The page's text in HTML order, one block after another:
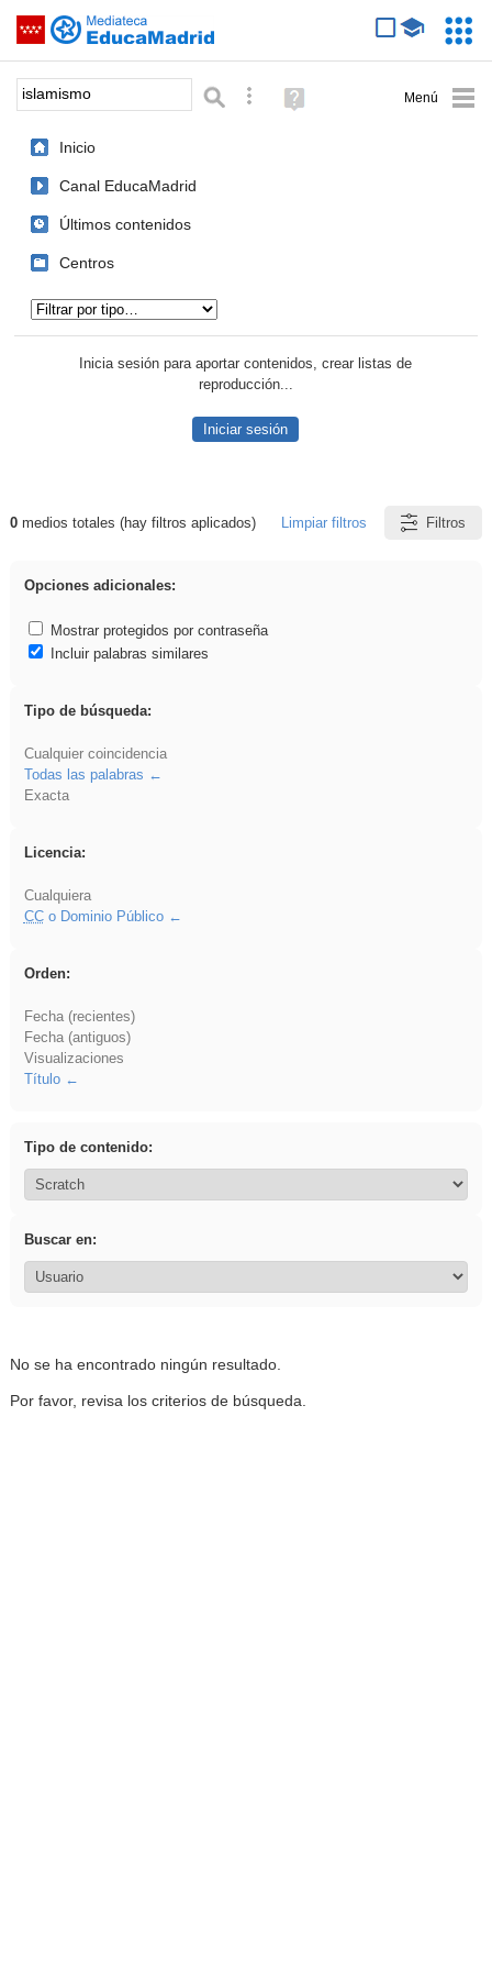
Saltar navegación
Palabra o frase: Búsqueda avanzada
Ayuda
(en
Inicio
Canal EducaMadrid
Últimos contenidos
Centros
Inicia sesión para aportar contenidos, crear listas de
reproducción...
Iniciar sesión
Resultados de: islamismo
0medios totales (hay filtros aplicados) Limpiar filtros Filtros
Opciones adicionales:
Mostrar protegidos por contraseña
Incluir palabras similares
Tipo de búsqueda:
Cualquier coincidencia
Todas las palabras
Exacta
Licencia:
Cualquiera
CCo Dominio Público
Orden:
Fecha (recientes)
Fecha (antiguos)
Visualizaciones
Título
Tipo de contenido:
Buscar en:
No se ha encontrado ningún resultado.
Por favor, revisa los criterios de búsqueda.